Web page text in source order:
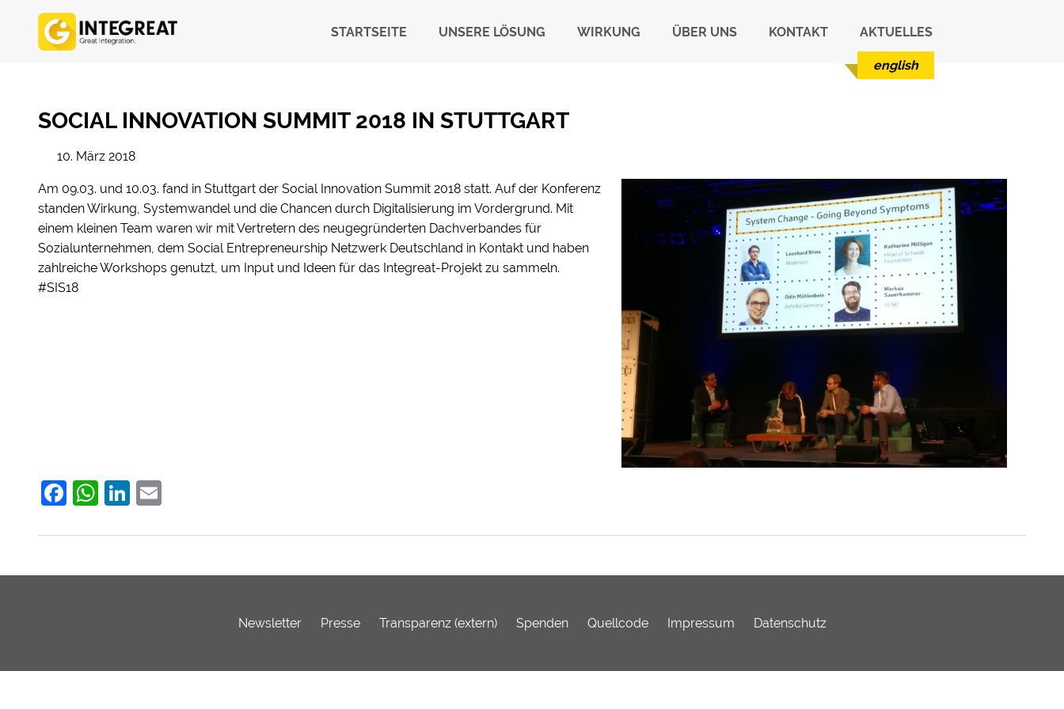
STARTSEITE UNSERE LÖSUNG WIRKUNG ÜBER UNS KONTAKT AKTUELLES
english
SOCIAL INNOVATION SUMMIT 2018 IN STUTTGART
10. März 2018
Am 09.03. und 10.03. fand in Stuttgart der Social Innovation Summit 2018 statt. Auf der Konferenz
standen Wirkung, Systemwandel und die Chancen durch Digitalisierung im Vordergrund. Mit
einem kleinen Team waren wir mit Vertretern des neugegründerten Dachverbandes für
Sozialunternehmen, dem Social Entrepreneurship Netzwerk Deutschland in Kontakt und haben
zahlreiche Workshops genutzt, um Input und Ideen für das Integreat-Projekt zu sammeln.
#SIS18
Facebook
WhatsApp
LinkedIn
Newsletter Presse Transparenz (extern) Spenden Quellcode Impressum Datenschutz